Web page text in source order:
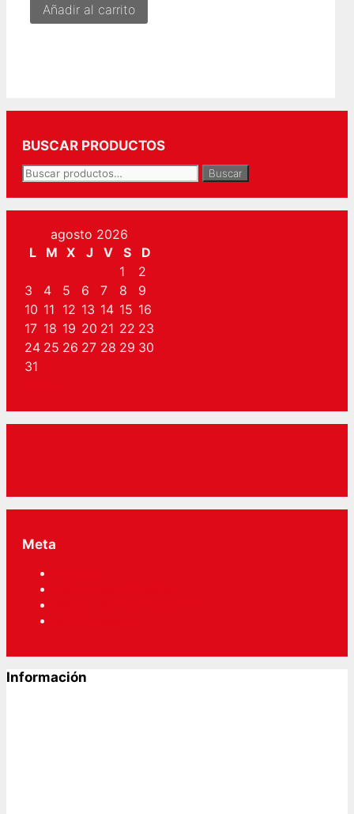
Añadir al carrito
BUSCAR PRODUCTOS
Buscar
por:
Buscar
agosto 2026
L
M X J V S D
1
2
3
4 5 6 7 8
9
10 11 12 13 14 15 16
17 18 19 20 21 22 23
24 25 26 27 28 29 30
31
Meta
Información